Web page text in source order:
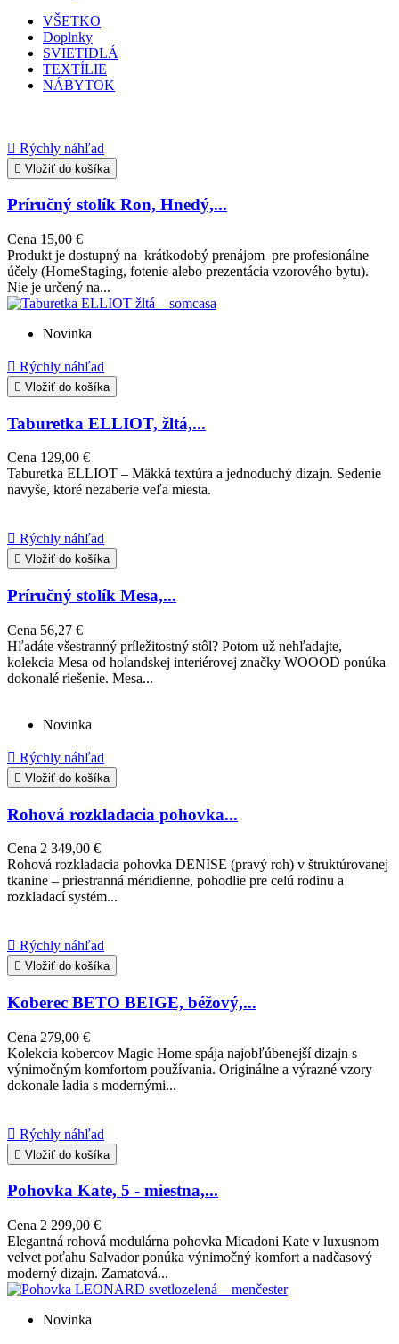
VŠETKO
Doplnky
SVIETIDLÁ
TEXTÍLIE
NÁBYTOK
 Rýchly náhľad
 Vložiť do košíka
Príručný stolík Ron, Hnedý,...
Cena 15,00 €
Produkt je dostupný na krátkodobý prenájom pre profesionálne
účely (HomeStaging, fotenie alebo prezentácia vzorového bytu).
Nie je určený na...
Novinka
 Rýchly náhľad
 Vložiť do košíka
Taburetka ELLIOT, žltá,...
Cena 129,00 €
Taburetka ELLIOT – Mäkká textúra a jednoduchý dizajn. Sedenie
navyše, ktoré nezaberie veľa miesta.
 Rýchly náhľad
 Vložiť do košíka
Príručný stolík Mesa,...
Cena 56,27 €
Hľadáte všestranný príležitostný stôl? Potom už nehľadajte,
kolekcia Mesa od holandskej interiérovej značky WOOOD ponúka
dokonalé riešenie. Mesa...
Novinka
 Rýchly náhľad
 Vložiť do košíka
Rohová rozkladacia pohovka...
Cena 2 349,00 €
Rohová rozkladacia pohovka DENISE (pravý roh) v štruktúrovanej
tkanine – priestranná méridienne, pohodlie pre celú rodinu a
rozkladací systém...
 Rýchly náhľad
 Vložiť do košíka
Koberec BETO BEIGE, béžový,...
Cena 279,00 €
Kolekcia kobercov Magic Home spája najobľúbenejší dizajn s
výnimočným komfortom používania. Originálne a výrazné vzory
dokonale ladia s modernými...
 Rýchly náhľad
 Vložiť do košíka
Pohovka Kate, 5 - miestna,...
Cena 2 299,00 €
Elegantná rohová modulárna pohovka Micadoni Kate v luxusnom
velvet poťahu Salvador ponúka výnimočný komfort a nadčasový
moderný dizajn. Zamatová...
Novinka